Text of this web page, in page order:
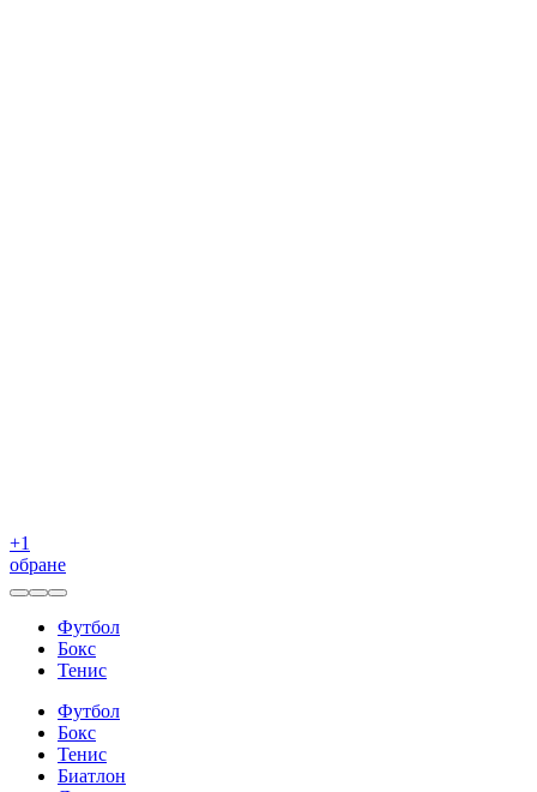
+1
обране
Футбол
Бокс
Тенис
Футбол
Бокс
Тенис
Биатлон